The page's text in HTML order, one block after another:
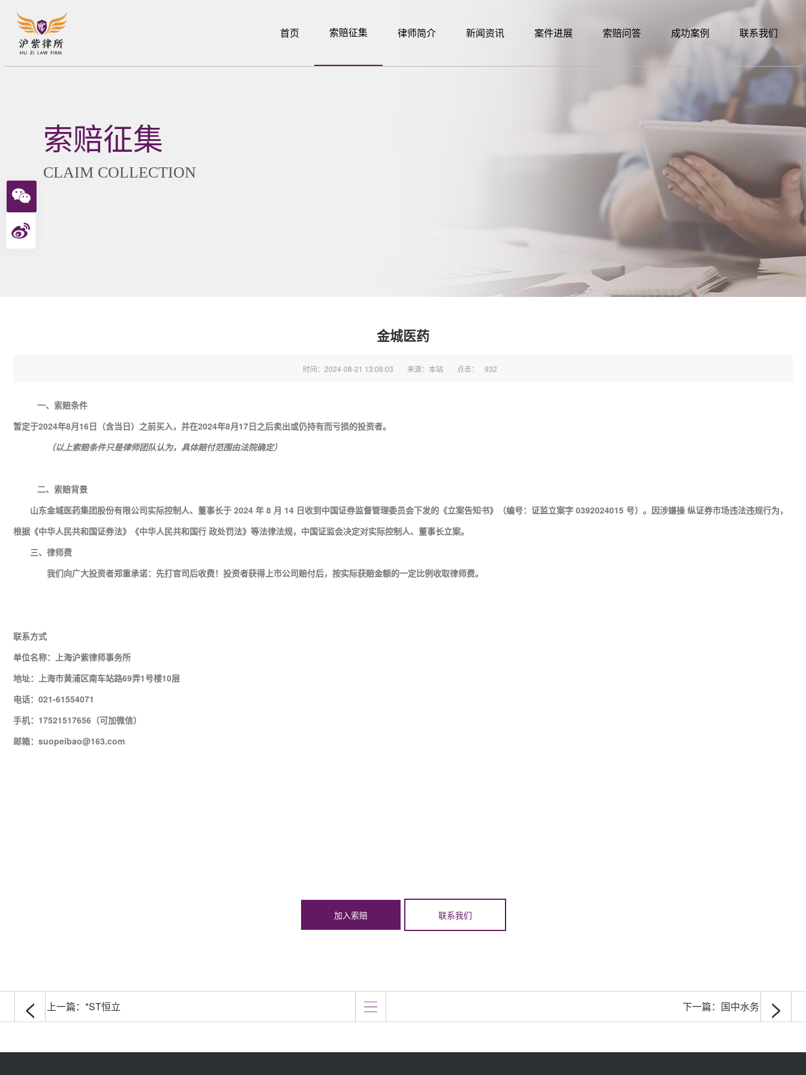
首页 索赔征集 律师简介 新闻资讯 案件进展 索赔问答 成功案例 联系我们
索赔征集
CLAIM COLLECTION
金城医药
时间：2024-08-21 13:08:03 来源：本站 点击： 932
一、索赔条件
暂定于2024年8月16日（含当日）之前买入，并在2024年8月17日之后卖出或仍持有而亏损的投资者。
（以上索赔条件只是律师团队认为，具体赔付范围由法院确定）
二、索赔背景
山东金城医药集团股份有限公司实际控制人、董事长于 2024 年 8 月 14 日收到中国证券监督管理委员会下发的《立案告知书》（编号：证监立案字 0392024015 号）。因涉嫌操 纵证券市场违法违规行为，
根据《中华人民共和国证券法》《中华人民共和国行 政处罚法》等法律法规，中国证监会决定对实际控制人、董事长立案。
三、律师费
我们向广大投资者郑重承诺：先打官司后收费！投资者获得上市公司赔付后，按实际获赔金额的一定比例收取律师费。
联系方式
单位名称：上海沪紫律师事务所
地址：上海市黄浦区南车站路69弄1号楼10层
电话：021-61554071
手机：17521517656（可加微信）
邮箱：suopeibao@163.com
加入索赔 联系我们
< 上一篇： *ST恒立 >
下一篇： 国中水务